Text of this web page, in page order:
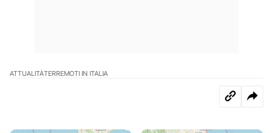
ATTUALITÀTERREMOTI IN ITALIA